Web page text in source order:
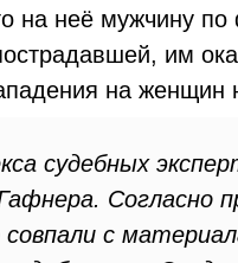
на неё мужчину
им
на женщин
судебных
Согласно
с